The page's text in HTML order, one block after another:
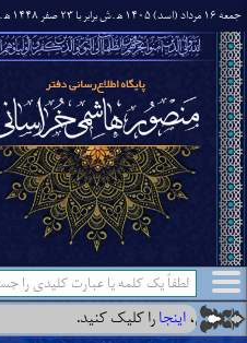
جمعه ۱۶ مرداد (اسد) ۱۴۰۵ ه‍ .ش برابر با ۲۳ صفر ۱۴۴۸ ه‍
آن،اینجارا کلیک کنید.